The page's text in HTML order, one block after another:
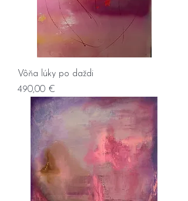
Vôňa lúky po daždi
Prix
490,00 €